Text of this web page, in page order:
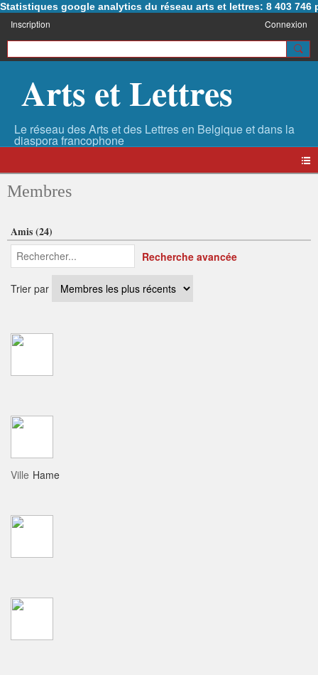
Statistiques google analytics du réseau arts et lettres: 8 403 746
Inscription Connexion
Arts et Lettres
Membres
Amis (24)
Trier par
Recherche avancée
Ville Hame